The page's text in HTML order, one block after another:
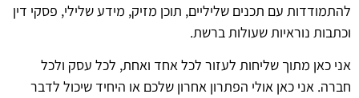
להתמודדות עם תכנים שליליים, תוכן מזיק, מידע שלילי, פסקי דין
וכתבות נוראיות שעולות ברשת.
אני כאן מתוך שליחות לעזור לכל אחד ואחת, לכל עסק ולכל
חברה. אני כאן אולי הפתרון אחרון שלכם או היחיד שיכול לדבר